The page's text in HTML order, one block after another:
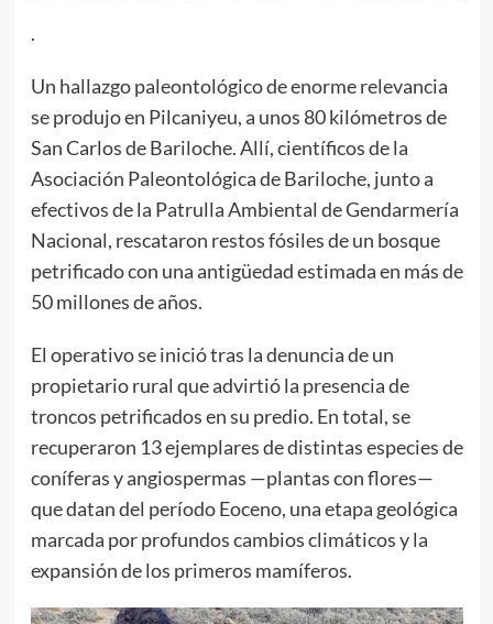
.
Un hallazgo paleontológico de enorme relevancia
se produjo en Pilcaniyeu, a unos 80 kilómetros de
San Carlos de Bariloche. Allí, científicos de la
Asociación Paleontológica de Bariloche, junto a
efectivos de la Patrulla Ambiental de Gendarmería
Nacional, rescataron restos fósiles de un bosque
petrificado con una antigüedad estimada en más de
50 millones de años.
El operativo se inició tras la denuncia de un
propietario rural que advirtió la presencia de
troncos petrificados en su predio. En total, se
recuperaron 13 ejemplares de distintas especies de
coníferas y angiospermas —plantas con flores—
que datan del período Eoceno, una etapa geológica
marcada por profundos cambios climáticos y la
expansión de los primeros mamíferos.